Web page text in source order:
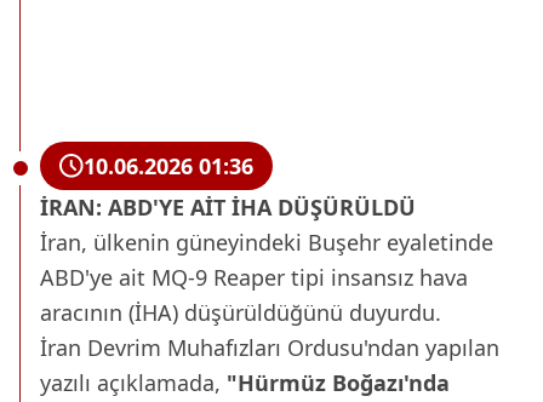
10.06.2026 01:36
İRAN: ABD'YE AİT İHA DÜŞÜRÜLDÜ
İran, ülkenin güneyindeki Buşehr eyaletinde
ABD'ye ait MQ-9 Reaper tipi insansız hava
aracının (İHA) düşürüldüğünü duyurdu.
İran Devrim Muhafızları Ordusu'ndan yapılan
yazılı açıklamada, "Hürmüz Boğazı'nda